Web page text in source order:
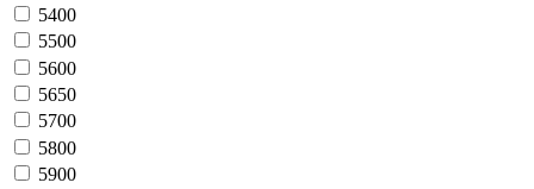
5400
5500
5600
5650
5700
5800
5900